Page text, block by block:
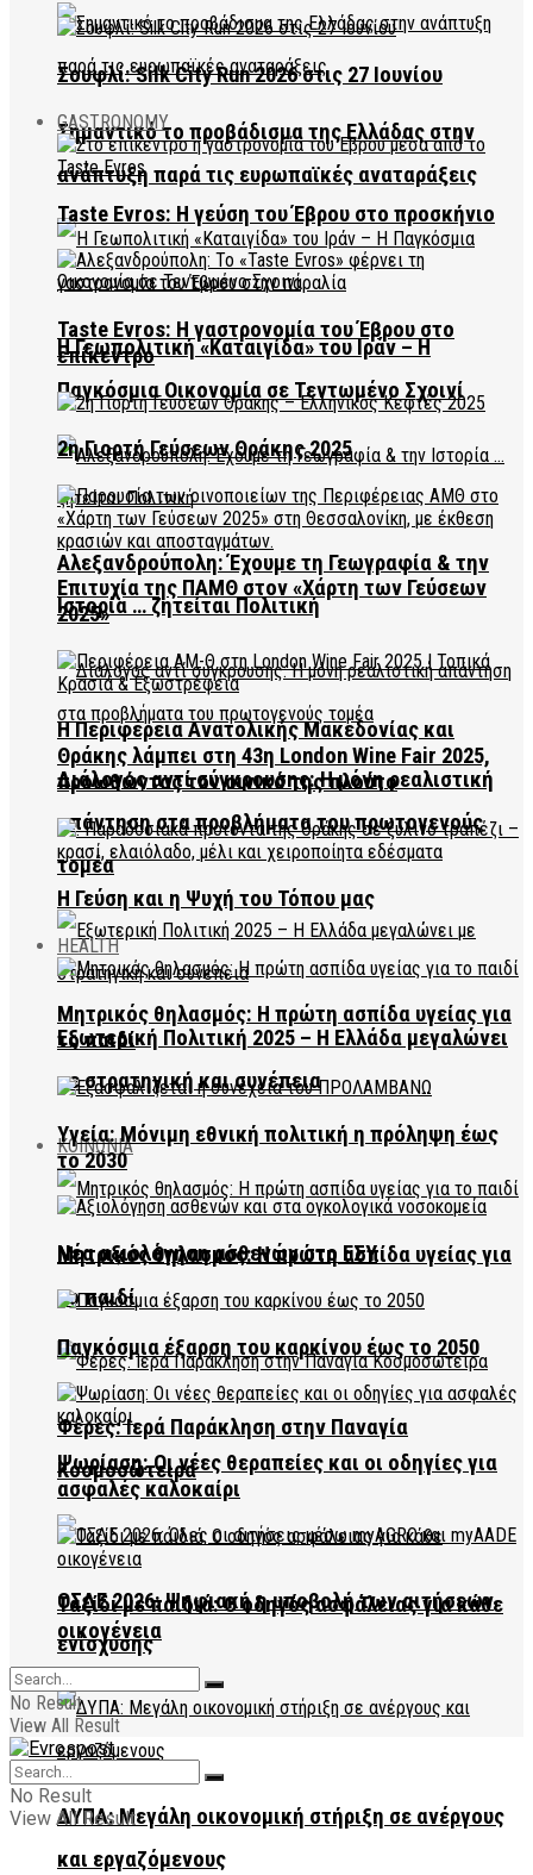
Σημαντικό το προβάδισμα της Ελλάδας στην
ανάπτυξη παρά τις ευρωπαϊκές αναταράξεις
Η Γεωπολιτική «Καταιγίδα» του Ιράν – Η
Παγκόσμια Οικονομία σε Τεντωμένο Σχοινί
Αλεξανδρούπολη: Έχουμε τη Γεωγραφία & την
Ιστορία … ζητείται Πολιτική
Διάλογος αντί σύγκρουσης: Η μόνη ρεαλιστική
απάντηση στα προβλήματα του πρωτογενούς
τομέα
Εξωτερική Πολιτική 2025 – Η Ελλάδα μεγαλώνει
με στρατηγική και συνέπεια
ΚΟΙΝΩΝΙΑ
Μητρικός θηλασμός: Η πρώτη ασπίδα υγείας για
το παιδί
Φέρες: Ιερά Παράκληση στην Παναγία
Κοσμοσώτειρα
ΟΣΔΕ 2026: Ψηφιακή η υποβολή των αιτήσεων
ενίσχυσης
ΔΥΠΑ: Μεγάλη οικονομική στήριξη σε ανέργους
και εργαζόμενους
Σουφλί: Silk City Run 2026 στις 27 Ιουνίου
GASTRONOMY
Taste Evros: Η γεύση του Έβρου στο προσκήνιο
Taste Evros: Η γαστρονομία του Έβρου στο
επίκεντρο
2η Γιορτή Γεύσεων Θράκης 2025
Επιτυχία της ΠΑΜΘ στον «Χάρτη των Γεύσεων
2025»
Η Περιφέρεια Ανατολικής Μακεδονίας και
Θράκης λάμπει στη 43η London Wine Fair 2025,
προωθώντας τον οινικό της πλούτο
Η Γεύση και η Ψυχή του Τόπου μας
HEALTH
Μητρικός θηλασμός: Η πρώτη ασπίδα υγείας για
το παιδί
Υγεία: Μόνιμη εθνική πολιτική η πρόληψη έως
το 2030
Νέα αξιολόγηση ασθενών στο ΕΣΥ
Παγκόσμια έξαρση του καρκίνου έως το 2050
Ψωρίαση: Οι νέες θεραπείες και οι οδηγίες για
ασφαλές καλοκαίρι
Ταξίδι με παιδιά: Ο οδηγός ασφάλειας για κάθε
οικογένεια
No Result
View All Result
No Result
View All Result